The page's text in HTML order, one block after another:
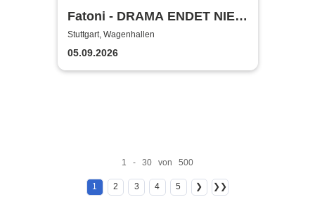
Fatoni - DRAMA ENDET NIE
TOUR 2026
Stuttgart, Wagenhallen
05.09.2026
1 - 30 von 500
1 2 3 4 5 ❯ ❯❯